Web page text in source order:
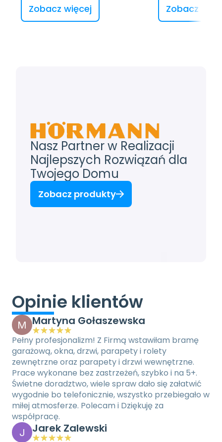
Zobacz więcej Zobacz
Nasz Partner w Realizacji
Najlepszych Rozwiązań dla
Twojego Domu
Zobacz produkty
Opinie klientów
M Martyna Gołaszewska
Pełny profesjonalizm! Z Firmą wstawiłam bramę
garażową, okna, drzwi, parapety i rolety
zewnętrzne oraz parapety i drzwi wewnętrzne.
Prace wykonane bez zastrzeżeń, szybko i na 5+.
Świetne doradztwo, wiele spraw dało się załatwić
wygodnie bo telefonicznie, wszystko przebiegało w
miłej atmosferze. Polecam i Dziękuję za
współpracę.
J Jarek Zalewski